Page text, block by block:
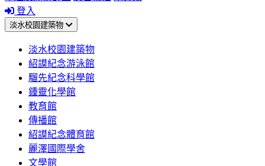
登入
淡水校園建築物
淡水校園建築物
紹謨紀念游泳館
騮先紀念科學館
鍾靈化學館
教育館
傳播館
紹謨紀念體育館
麗澤國際學舍
文學館